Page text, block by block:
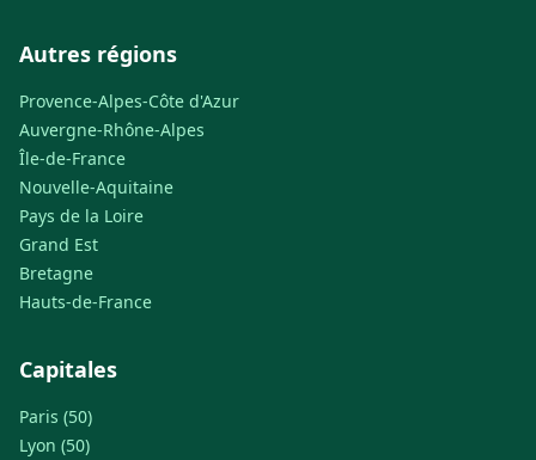
Autres régions
Provence-Alpes-Côte d'Azur
Auvergne-Rhône-Alpes
Île-de-France
Nouvelle-Aquitaine
Pays de la Loire
Grand Est
Bretagne
Hauts-de-France
Capitales
Paris (50)
Lyon (50)